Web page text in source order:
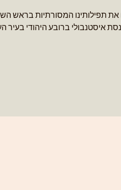
איסטנבולי ברובע היהודי בעיר